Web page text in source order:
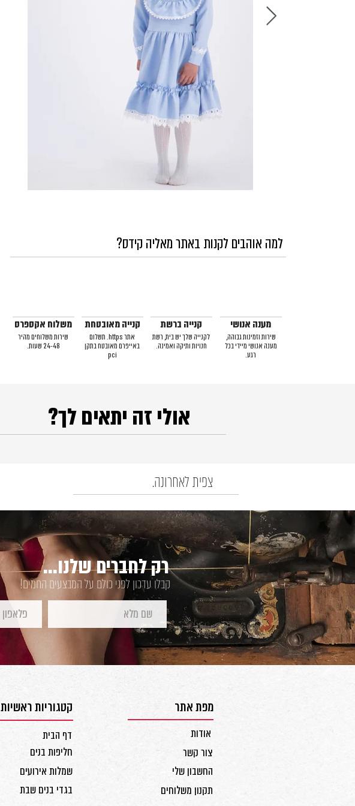
למה אוהבים לקנות באתר מאליה קידס?
משלוח אקספרס
שירות משלוחים מהיר
24-48 שעות.
קנייה מאובטחת
אתר https. תשלום
באייפרם מאובטח בתקן
pci
קנייה ברשת
לקנייה שלך יש בית, רשת
חנויות ותיקה ואמינה.
מענה אנושי
שירות וזמינות גבוהה,
מענה אנושי מיידי בכל
רגע.
אולי זה יתאים לך?
צפית לאחרונה.
קבלו עדכון לפני כולם על המבצעים החמים!
רק לחברים שלנו...
קטגוריות ראשיות
חליפות בנים
שמלות אירועים
בגדי בנים שבת
דף הבית
מפת אתר
אודות
צור קשר
החשבון שלי
תקנון משלוחים